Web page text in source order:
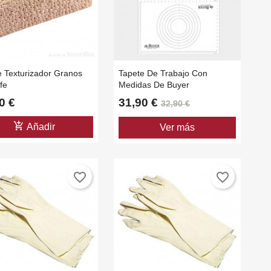
×
×
×
×Texturizador Granos
€
add_shopping_cart Añadir
Tapete De Trabajo Con
Medidas De Buyer
31,90 € 32,90 €
Ver más
favorite_border favorite_border